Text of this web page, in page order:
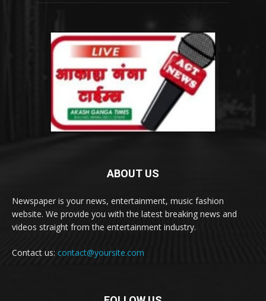
ABOUT US
Newspaper is your news, entertainment, music fashion
website. We provide you with the latest breaking news and
videos straight from the entertainment industry.
Contact us: contact@yoursite.com